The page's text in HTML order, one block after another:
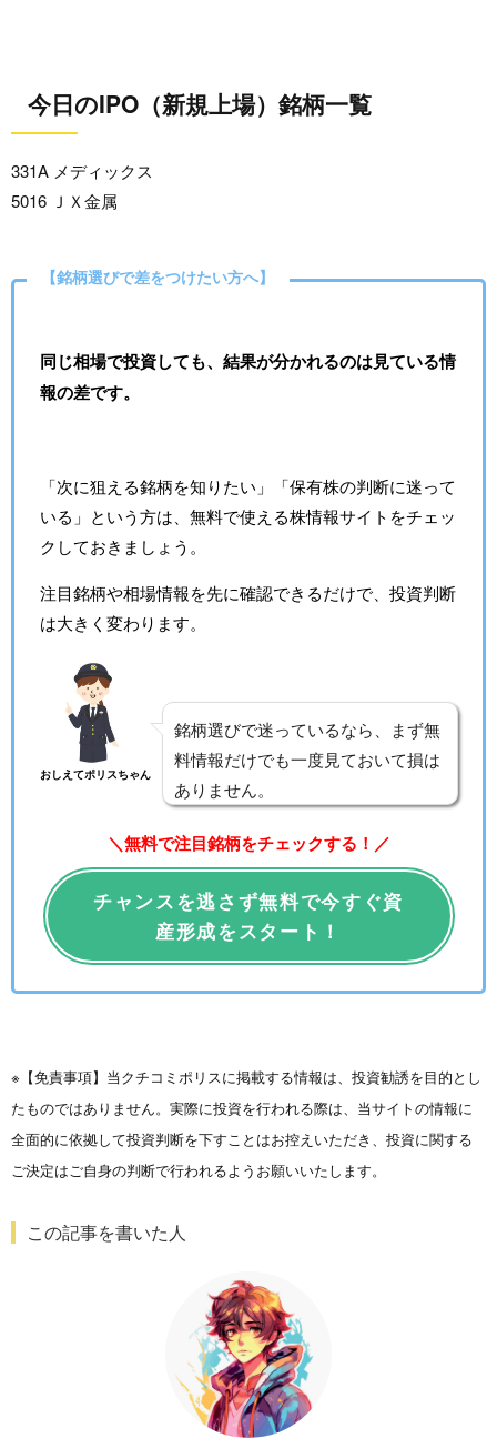
今日のIPO（新規上場）銘柄一覧
331A メディックス
5016 ＪＸ金属
【銘柄選びで差をつけたい方へ】
同じ相場で投資しても、結果が分かれるのは見ている情
報の差です。
「次に狙える銘柄を知りたい」「保有株の判断に迷って
いる」という方は、無料で使える株情報サイトをチェッ
クしておきましょう。
注目銘柄や相場情報を先に確認できるだけで、投資判断
は大きく変わります。
おしえてポリスちゃん
銘柄選びで迷っているなら、まず無
料情報だけでも一度見ておいて損は
ありません。
＼無料で注目銘柄をチェックする！／
チャンスを逃さず無料で今すぐ資
産形成をスタート！
※【免責事項】当クチコミポリスに掲載する情報は、投資勧誘を目的とし
たものではありません。実際に投資を行われる際は、当サイトの情報に
全面的に依拠して投資判断を下すことはお控えいただき、投資に関する
ご決定はご自身の判断で行われるようお願いいたします。
この記事を書いた人